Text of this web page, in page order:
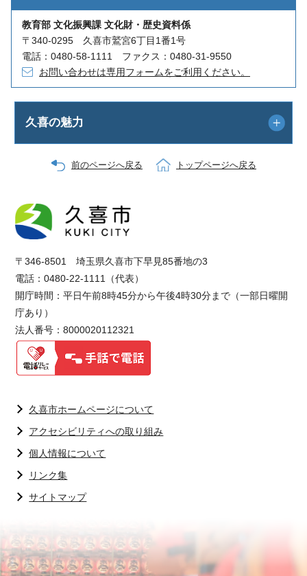
教育部 文化振興課 文化財・歴史資料係
〒340-0295 久喜市鷲宮6丁目1番1号
電話：0480-58-1111 ファクス：0480-31-9550
お問い合わせは専用フォームをご利用ください。
久喜の魅力
前のページへ戻る トップページへ戻る
〒346-8501 埼玉県久喜市下早見85番地の3
電話：0480-22-1111（代表）
開庁時間：平日午前8時45分から午後4時30分まで（一部日曜開
庁あり）
法人番号：8000020112321
久喜市ホームページについて
アクセシビリティへの取り組み
個人情報について
リンク集
サイトマップ